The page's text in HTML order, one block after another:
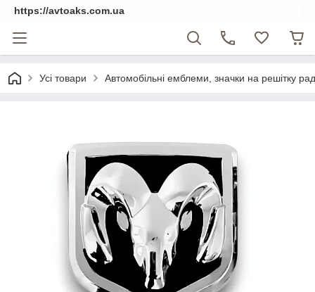
https://avtoaks.com.ua
Усі товари Автомобільні емблеми, значки на решітку